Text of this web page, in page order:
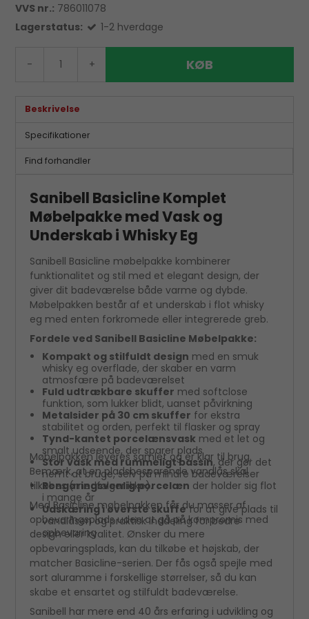
VVS nr.: 786011078
Lagerstatus:
1-2 hverdage
- + KØB
Beskrivelse
Specifikationer
Find forhandler
Sanibell Basicline Komplet
Møbelpakke med Vask og
Underskab i Whisky Eg
Sanibell Basicline møbelpakke kombinerer
funktionalitet og stil med et elegant design, der
giver dit badeværelse både varme og dybde.
Møbelpakken består af et underskab i flot whisky
eg med enten forkromede eller integrerede greb.
Fordele ved Sanibell Basicline Møbelpakke:
Kompakt og stilfuldt design med en smuk
whisky eg overflade, der skaber en varm
atmosfære på badeværelset
Fuld udtrækbare skuffer med softclose
funktion, som lukker blidt, uanset påvirkning
Metalsider på 30 cm skuffer for ekstra
stabilitet og orden, perfekt til flasker og spray
Tynd-kantet porcelænsvask med et let og
smalt udseende, der sparer plads
Stor vask med rummeligt bassin, der gør det
nemt at bruge, selv på mindre badeværelser
Rengøringsvenlig porcelæn der holder sig flot
i mange år
Udskæring i øverste skuffefor at give plads til
vandlåsen og praktisk inddeling for bedre
opbevaring
Møbelpakken leveres samlet og er klar til brug.
Bemærk, at en pladsbesparende vandlås skal
tilkøbes (medfølger ikke).
Med Basicline møbelpakken får du masser af
opbevaringsplads uden at gå på kompromis med
design eller kvalitet. Ønsker du mere
opbevaringsplads, kan du tilkøbe et højskab, der
matcher Basicline-serien. Der fås også spejle med
sort aluramme i forskellige størrelser, så du kan
skabe et ensartet og stilfuldt badeværelse.
Sanibell har mere end 40 års erfaring i udvikling og